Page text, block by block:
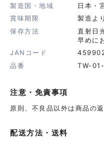
製造国・地域
日本・
賞味期限
製造よ
保存方法
直射日
早めに
JANコード
品番
TW-
注意・免責事項
原則、不良品以外は商品の
配送方法・送料